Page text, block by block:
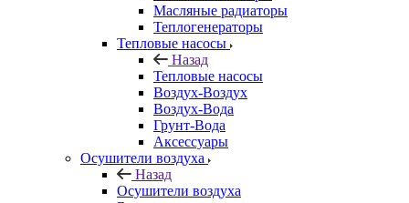
Масляные радиаторы
Теплогенераторы
Тепловые насосы
Назад
Тепловые насосы
Воздух-Воздух
Воздух-Вода
Грунт-Вода
Аксессуары
Осушители воздуха
Назад
Осушители воздуха